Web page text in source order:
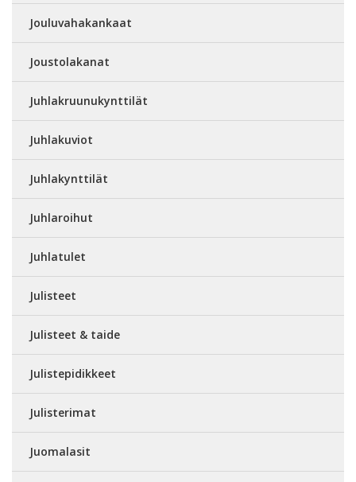
Jouluvahakankaat
Joustolakanat
Juhlakruunukynttilät
Juhlakuviot
Juhlakynttilät
Juhlaroihut
Juhlatulet
Julisteet
Julisteet & taide
Julistepidikkeet
Julisterimat
Juomalasit